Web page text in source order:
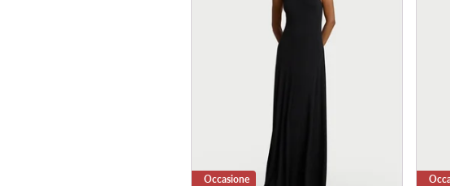
Occasione